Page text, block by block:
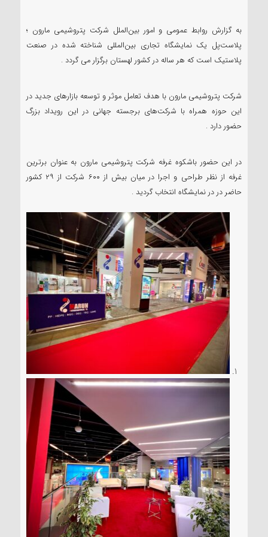
به گزارش روابط عمومی و امور بین‌الملل شرکت پتروشیمی مارون ؛
پلاست‌پل یک نمایشگاه تجاری بین‌المللی شناخته شده در صنعت
پلاستیک است که هر ساله در کشور لهستان برگزار می گردد .
شرکت پتروشیمی مارون با هدف تعامل موثر و توسعه بازارهای جدید در
این حوزه همراه با شرکت‌های برجسته جهانی در این رویداد بزرگ
حضور دارد .
در این حضور باشکوه غرفه شرکت پتروشیمی مارون به عنوان برترین
غرفه از نظر طراحی و اجرا در میان بیش از ۶۰۰ شرکت از ۲۹ کشور
حاضر در در نمایشگاه انتخاب گردید .